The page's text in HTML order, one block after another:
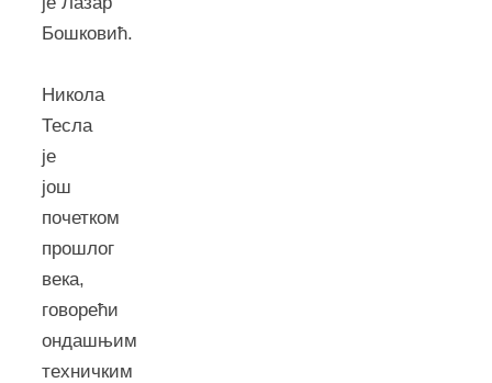
Бошковић.
Никола
Тесла
је
још
почетком
прошлог
века,
говорећи
ондашњим
техничким